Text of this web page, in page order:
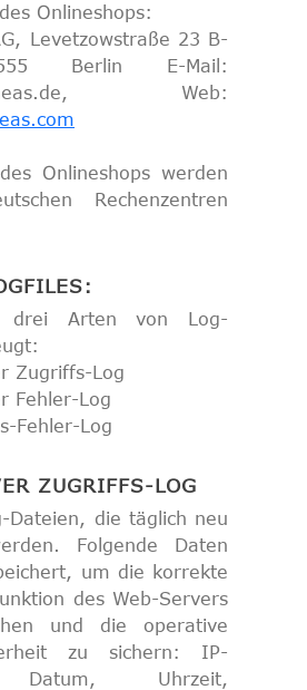
Onlineshops:
Levetzowstraße 23 B-
Berlin E-Mail:
Web:
Onlineshops werden
Rechenzentren
drei Arten von Log-
Zugriffs-Log
Fehler-Log
Fehler-Log
ZUGRIFFS-LOG
Dateien, die täglich neu
Folgende Daten
um die korrekte
des Web-Servers
und die operative
zu sichern: IP-
Datum, Uhrzeit,